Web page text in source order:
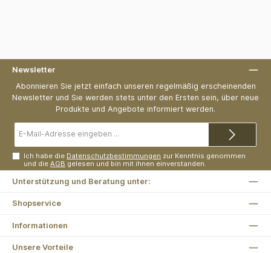
Newsletter
Abonnieren Sie jetzt einfach unseren regelmäßig erscheinenden
Newsletter und Sie werden stets unter den Ersten sein, über neue
Produkte und Angebote informiert werden.
Mail-
Ich habe die Datenschutzbestimmungen zur Kenntnis genommen
und dieAGB gelesen und bin mit ihnen einverstanden.
Unterstützung und Beratung unter:
Shopservice
Informationen
Unsere Vorteile